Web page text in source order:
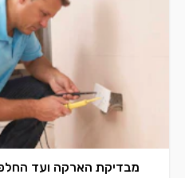
מבדיקת הארקה ועד